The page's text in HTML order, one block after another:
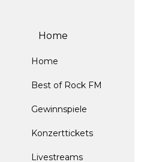
Home
Home
Best of Rock FM
Gewinnspiele
Konzerttickets
Livestreams